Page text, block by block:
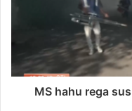
MS hahu rega